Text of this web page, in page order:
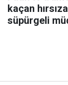
kaçan
süpürgeli